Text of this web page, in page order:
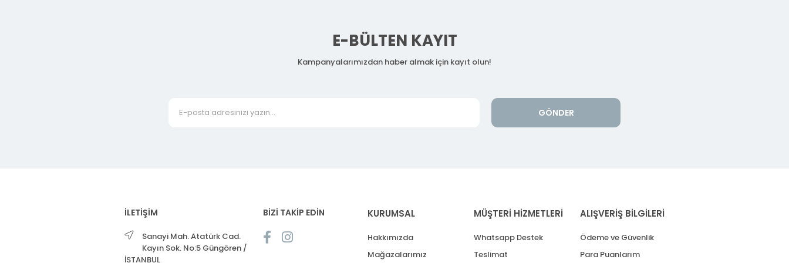
E-BÜLTEN KAYIT
Kampanyalarımızdan haber almak için kayıt olun!
GÖNDER
İLETİŞİM
Sanayi Mah. Atatürk Cad.
Kayın Sok. No:5 Güngören /
İSTANBUL
BİZİ TAKİP EDİN KURUMSAL
Hakkımızda
Mağazalarımız
MÜŞTERİ HİZMETLERİ
Whatsapp Destek
Teslimat
ALIŞVERİŞ BİLGİLERİ
Ödeme ve Güvenlik
Para Puanlarım